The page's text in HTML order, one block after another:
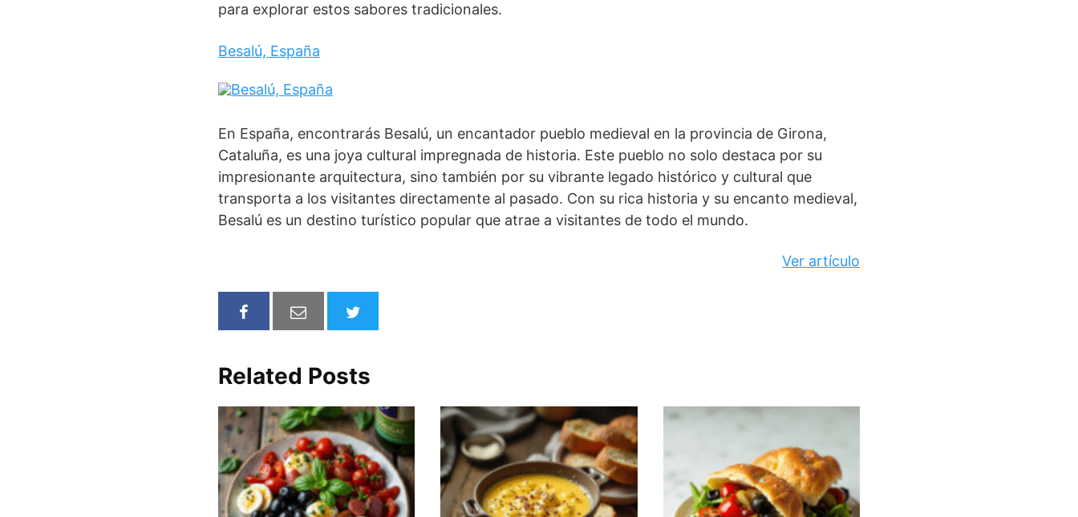
para explorar estos sabores tradicionales.
Besalú, España
En España, encontrarás Besalú, un encantador pueblo medieval en la provincia de Girona,
Cataluña, es una joya cultural impregnada de historia. Este pueblo no solo destaca por su
impresionante arquitectura, sino también por su vibrante legado histórico y cultural que
transporta a los visitantes directamente al pasado. Con su rica historia y su encanto medieval,
Besalú es un destino turístico popular que atrae a visitantes de todo el mundo.
Ver artículo
Related Posts